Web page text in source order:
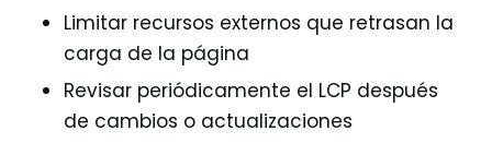
Limitar recursos externos que retrasan la
carga de la página
Revisar periódicamente el LCP después
de cambios o actualizaciones